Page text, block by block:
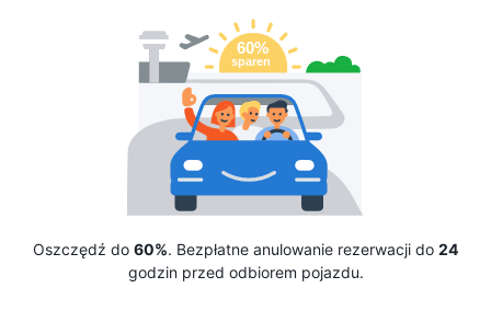
Oszczędź do 60%. Bezpłatne anulowanie rezerwacji do 24
godzin przed odbiorem pojazdu.